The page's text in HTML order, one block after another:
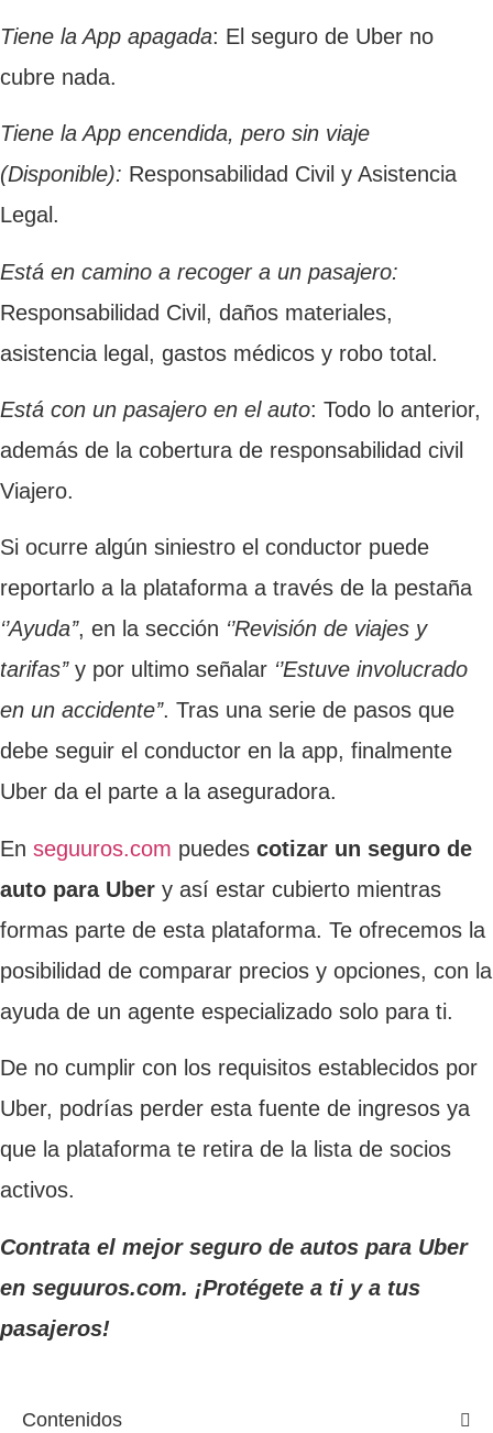
Tiene la App apagada: El seguro de Uber no
cubre nada.
Tiene la App encendida, pero sin viaje
(Disponible): Responsabilidad Civil y Asistencia
Legal.
Está en camino a recoger a un pasajero:
Responsabilidad Civil, daños materiales,
asistencia legal, gastos médicos y robo total.
Está con un pasajero en el auto: Todo lo anterior,
además de la cobertura de responsabilidad civil
Viajero.
Si ocurre algún siniestro el conductor puede
reportarlo a la plataforma a través de la pestaña
‘’Ayuda’’, en la sección ‘’Revisión de viajes y
tarifas’’y por ultimo señalar ‘’Estuve involucrado
en un accidente’’. Tras una serie de pasos que
debe seguir el conductor en la app, finalmente
Uber da el parte a la aseguradora.
En seguuros.com puedes cotizar un seguro de
auto para Uber y así estar cubierto mientras
formas parte de esta plataforma. Te ofrecemos la
posibilidad de comparar precios y opciones, con la
ayuda de un agente especializado solo para ti.
De no cumplir con los requisitos establecidos por
Uber, podrías perder esta fuente de ingresos ya
que la plataforma te retira de la lista de socios
activos.
Contrata el mejor seguro de autos para Uber
en seguuros.com. ¡Protégete a ti y a tus
pasajeros!
Contenidos